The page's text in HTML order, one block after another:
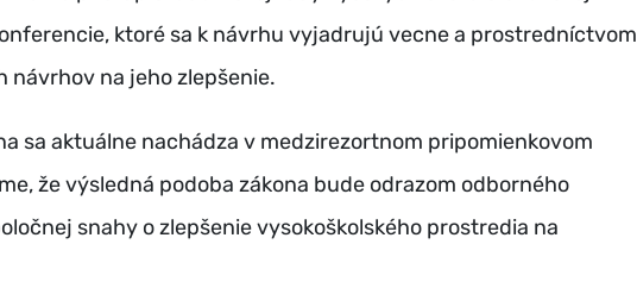
ktoré sa k návrhu vyjadrujú vecne a prostredníctvom
návrhov na jeho zlepšenie.
sa aktuálne nachádza v medzirezortnom pripomienkovom
že výsledná podoba zákona bude odrazom odborného
snahy o zlepšenie vysokoškolského prostredia na